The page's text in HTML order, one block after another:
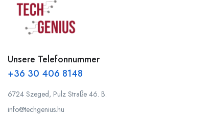
Unsere Telefonnummer
+36 30 406 8148
6724 Szeged, Pulz Straße 46. B.
info@techgenius.hu